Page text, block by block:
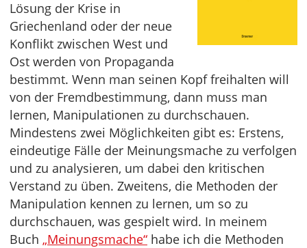
Lösung der Krise in
Griechenland oder der neue
Konflikt zwischen West und
Ost werden von Propaganda
bestimmt. Wenn man seinen Kopf freihalten will
von der Fremdbestimmung, dann muss man
lernen, Manipulationen zu durchschauen.
Mindestens zwei Möglichkeiten gibt es: Erstens,
eindeutige Fälle der Meinungsmache zu verfolgen
und zu analysieren, um dabei den kritischen
Verstand zu üben. Zweitens, die Methoden der
Manipulation kennen zu lernen, um so zu
durchschauen, was gespielt wird. In meinem
Buch „Meinungsmache“ habe ich die Methoden